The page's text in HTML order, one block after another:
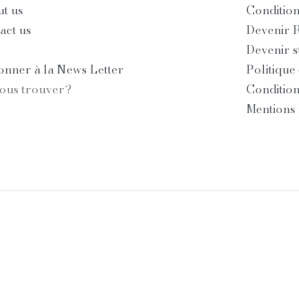
us
us
à la News Letter
trouver?
Devenir
Devenir
Politique